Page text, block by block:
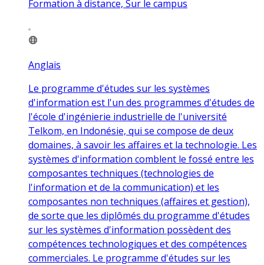
Formation à distance, Sur le campus
Anglais
Le programme d'études sur les systèmes
d'information est l'un des programmes d'études de
l'école d'ingénierie industrielle de l'université
Telkom, en Indonésie, qui se compose de deux
domaines, à savoir les affaires et la technologie. Les
systèmes d'information comblent le fossé entre les
composantes techniques (technologies de
l'information et de la communication) et les
composantes non techniques (affaires et gestion),
de sorte que les diplômés du programme d'études
sur les systèmes d'information possèdent des
compétences technologiques et des compétences
commerciales. Le programme d'études sur les